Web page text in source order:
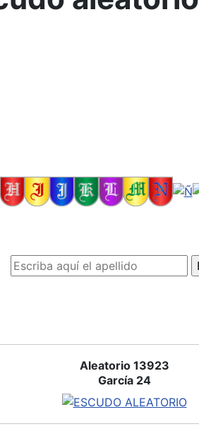
Aleatorio 13923
García 24